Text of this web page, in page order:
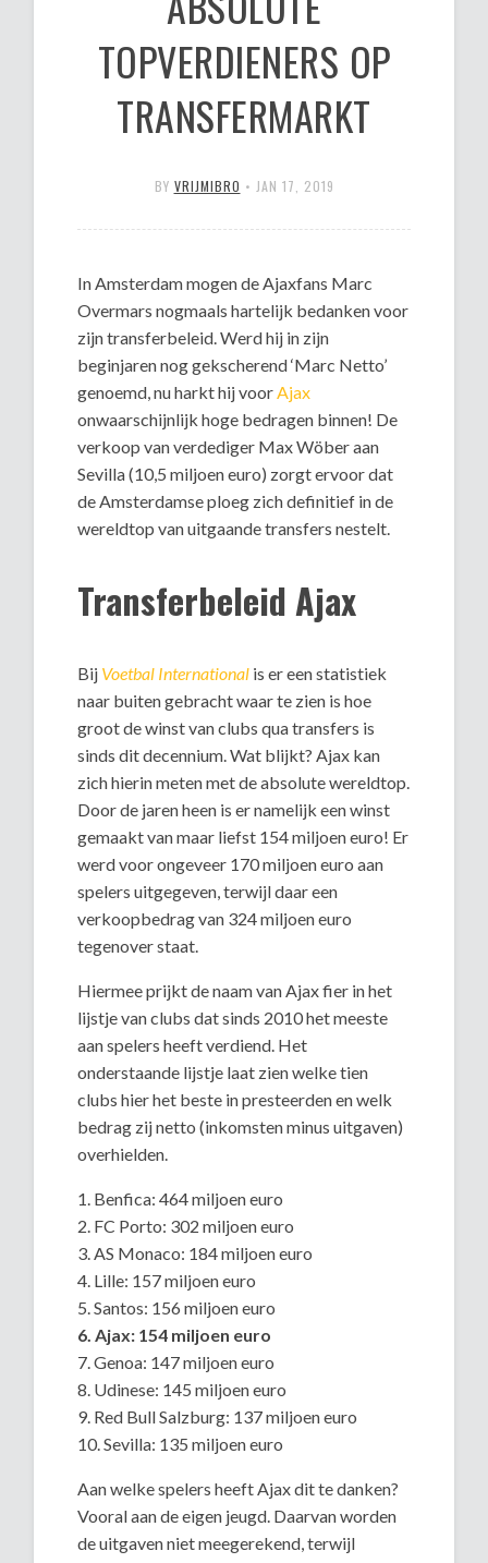
TOPVERDIENERS OP
TRANSFERMARKT
BY VRIJMIBRO • JAN 17, 2019
In Amsterdam mogen de Ajaxfans Marc
Overmars nogmaals hartelijk bedanken voor
zijn transferbeleid. Werd hij in zijn
beginjaren nog gekscherend ‘Marc Netto’
genoemd, nu harkt hij voorAjax
onwaarschijnlijk hoge bedragen binnen! De
verkoop van verdediger Max Wöber aan
Sevilla (10,5 miljoen euro) zorgt ervoor dat
de Amsterdamse ploeg zich definitief in de
wereldtop van uitgaande transfers nestelt.
Transferbeleid Ajax
Bij Voetbal International is er een statistiek
naar buiten gebracht waar te zien is hoe
groot de winst van clubs qua transfers is
sinds dit decennium. Wat blijkt? Ajax kan
zich hierin meten met de absolute wereldtop.
Door de jaren heen is er namelijk een winst
gemaakt van maar liefst 154 miljoen euro! Er
werd voor ongeveer 170 miljoen euro aan
spelers uitgegeven, terwijl daar een
verkoopbedrag van 324 miljoen euro
tegenover staat.
Hiermee prijkt de naam van Ajax fier in het
lijstje van clubs dat sinds 2010 het meeste
aan spelers heeft verdiend. Het
onderstaande lijstje laat zien welke tien
clubs hier het beste in presteerden en welk
bedrag zij netto (inkomsten minus uitgaven)
overhielden.
1. Benfica: 464 miljoen euro
2. FC Porto: 302 miljoen euro
3. AS Monaco: 184 miljoen euro
4. Lille: 157 miljoen euro
5. Santos: 156 miljoen euro
6. Ajax: 154 miljoen euro
7. Genoa: 147 miljoen euro
8. Udinese: 145 miljoen euro
9. Red Bull Salzburg: 137 miljoen euro
10. Sevilla: 135 miljoen euro
Aan welke spelers heeft Ajax dit te danken?
Vooral aan de eigen jeugd. Daarvan worden
de uitgaven niet meegerekend, terwijl